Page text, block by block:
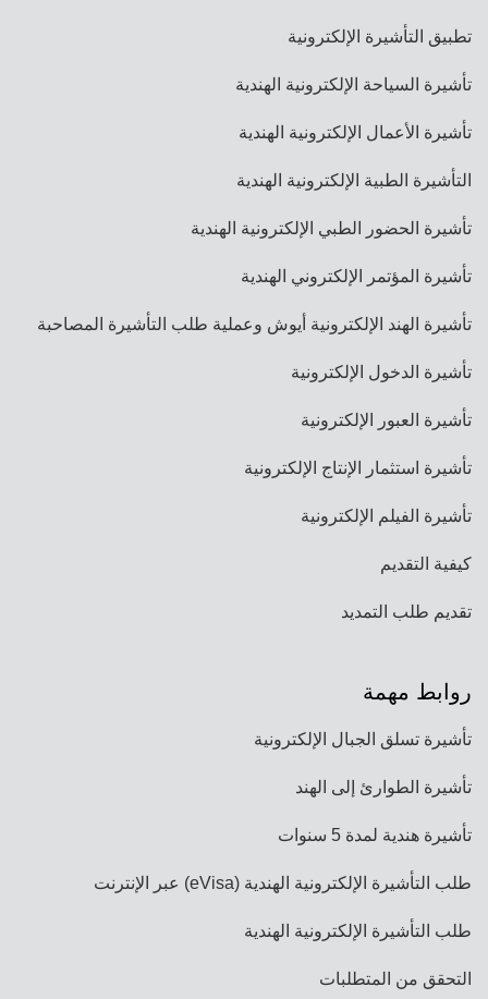
تطبيق التأشيرة الإلكترونية
تأشيرة السياحة الإلكترونية الهندية
تأشيرة الأعمال الإلكترونية الهندية
التأشيرة الطبية الإلكترونية الهندية
تأشيرة الحضور الطبي الإلكترونية الهندية
تأشيرة المؤتمر الإلكتروني الهندية
تأشيرة الهند الإلكترونية أيوش وعملية طلب التأشيرة المصاحبة
تأشيرة الدخول الإلكترونية
تأشيرة العبور الإلكترونية
تأشيرة استثمار الإنتاج الإلكترونية
تأشيرة الفيلم الإلكترونية
كيفية التقديم
تقديم طلب التمديد
روابط مهمة
تأشيرة تسلق الجبال الإلكترونية
تأشيرة الطوارئ إلى الهند
تأشيرة هندية لمدة 5 سنوات
طلب التأشيرة الإلكترونية الهندية (eVisa) عبر الإنترنت
طلب التأشيرة الإلكترونية الهندية
التحقق من المتطلبات